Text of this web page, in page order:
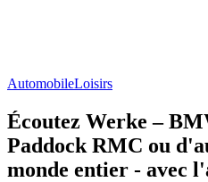
AutomobileLoisirs
Écoutez Werke –
Paddock RMC ou
monde entier - avec